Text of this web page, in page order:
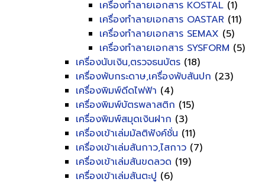
เครื่องทำลายเอกสาร KOSTAL (1)
เครื่องทำลายเอกสาร OASTAR (11)
เครื่องทำลายเอกสาร SEMAX (5)
เครื่องทำลายเอกสาร SYSFORM (5)
เครื่องนับเงิน,ตรวจธนบัตร (18)
เครื่องพับกระดาษ,เครื่องพับสันปก (23)
เครื่องพิมพ์ดีดไฟฟ้า (4)
เครื่องพิมพ์บัตรพลาสติก (15)
เครื่องพิมพ์สมุดเงินฝาก (3)
เครื่องเข้าเล่มมัลติฟังค์ชั่น (11)
เครื่องเข้าเล่มสันกาว,ไสกาว (7)
เครื่องเข้าเล่มสันขดลวด (19)
เครื่องเข้าเล่มสันตะปู (6)